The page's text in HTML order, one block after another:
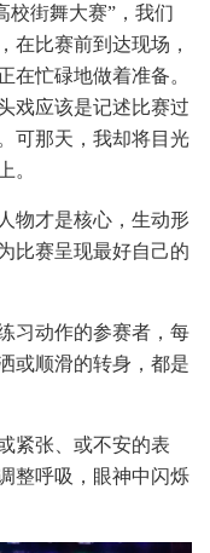
校街舞大赛”，我们
在比赛前到达现场，
在忙碌地做着准备。
戏应该是记述比赛过
可那天，我却将目光
。
物才是核心，生动形
比赛呈现最好自己的
习动作的参赛者，每
或顺滑的转身，都是
紧张、或不安的表
整呼吸，眼神中闪烁